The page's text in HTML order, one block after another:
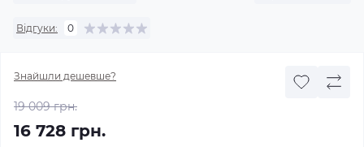
Відгуки: 0
Знайшли дешевше?
19 009 грн.
16 728 грн.